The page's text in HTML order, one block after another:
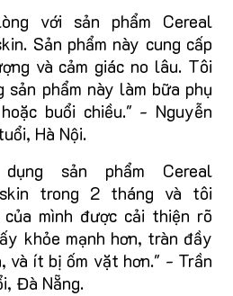
với sản phẩm Cereal
Sản phẩm này cung cấp
và cảm giác no lâu. Tôi
sản phẩm này làm bữa phụ
buổi chiều." - Nguyễn
Hà Nội.
sản phẩm Cereal
trong 2 tháng và tôi
mình được cải thiện rõ
khỏe mạnh hơn, tràn đầy
và ít bị ốm vặt hơn." - Trần
Đà Nẵng.